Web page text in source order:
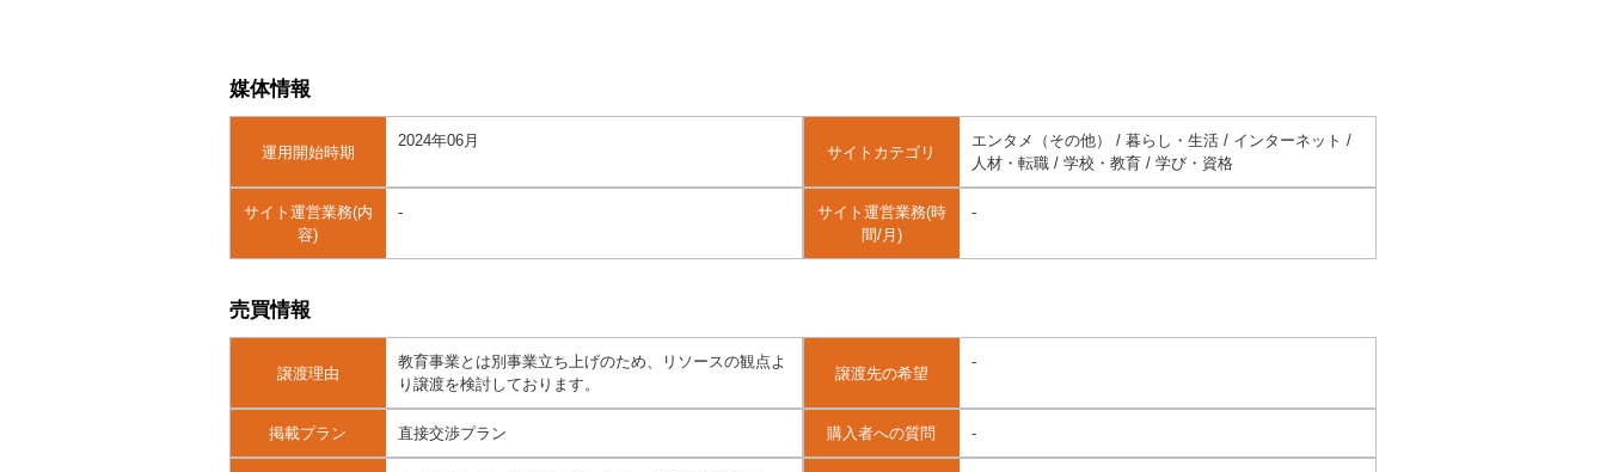
媒体情報
運用開始時期
2024年06月
サイトカテゴリ
エンタメ（その他） / 暮らし・生活 / インターネット /
人材・転職 / 学校・教育 / 学び・資格
サイト運営業務(内
容)
-
サイト運営業務(時
間/月)
-
売買情報
譲渡理由
教育事業とは別事業立ち上げのため、リソースの観点よ
り譲渡を検討しております。
譲渡先の希望
-
掲載プラン 直接交渉プラン 購入者への質問 -